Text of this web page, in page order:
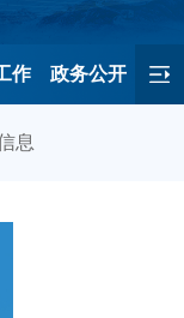
作 政务公开
流
息